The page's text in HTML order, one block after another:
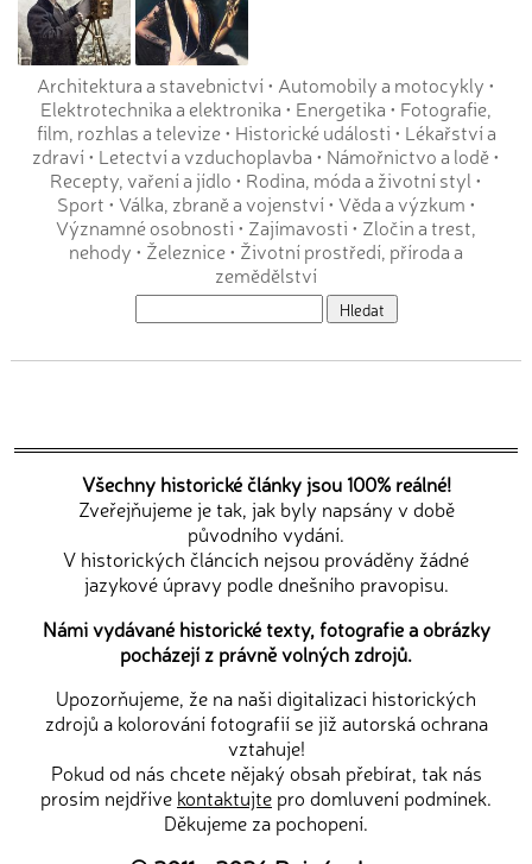
Architektura a stavebnictví• Automobily a motocykly •
Elektrotechnika a elektronika • Energetika • Fotografie,
film, rozhlas a televize• Historické události • Lékařství a
zdraví• Letectví a vzduchoplavba • Námořnictvo a lodě•
Recepty, vaření a jídlo • Rodina, móda a životní styl •
Sport • Válka, zbraně a vojenství• Věda a výzkum •
Významné osobnosti • Zajímavosti • Zločin a trest,
nehody • Železnice• Životní prostředí, příroda a
zemědělství
Všechny historické články jsou 100% reálné!
Zveřejňujeme je tak, jak byly napsány v době
původního vydání.
V historických článcích nejsou prováděny žádné
jazykové úpravy podle dnešního pravopisu.
Námi vydávané historické texty, fotografie a obrázky
pocházejí z právně volných zdrojů.
Upozorňujeme, že na naši digitalizaci historických
zdrojů a kolorování fotografií se již autorská ochrana
vztahuje!
Pokud od nás chcete nějaký obsah přebírat, tak nás
prosím nejdříve kontaktujte pro domluvení podmínek.
Děkujeme za pochopení.